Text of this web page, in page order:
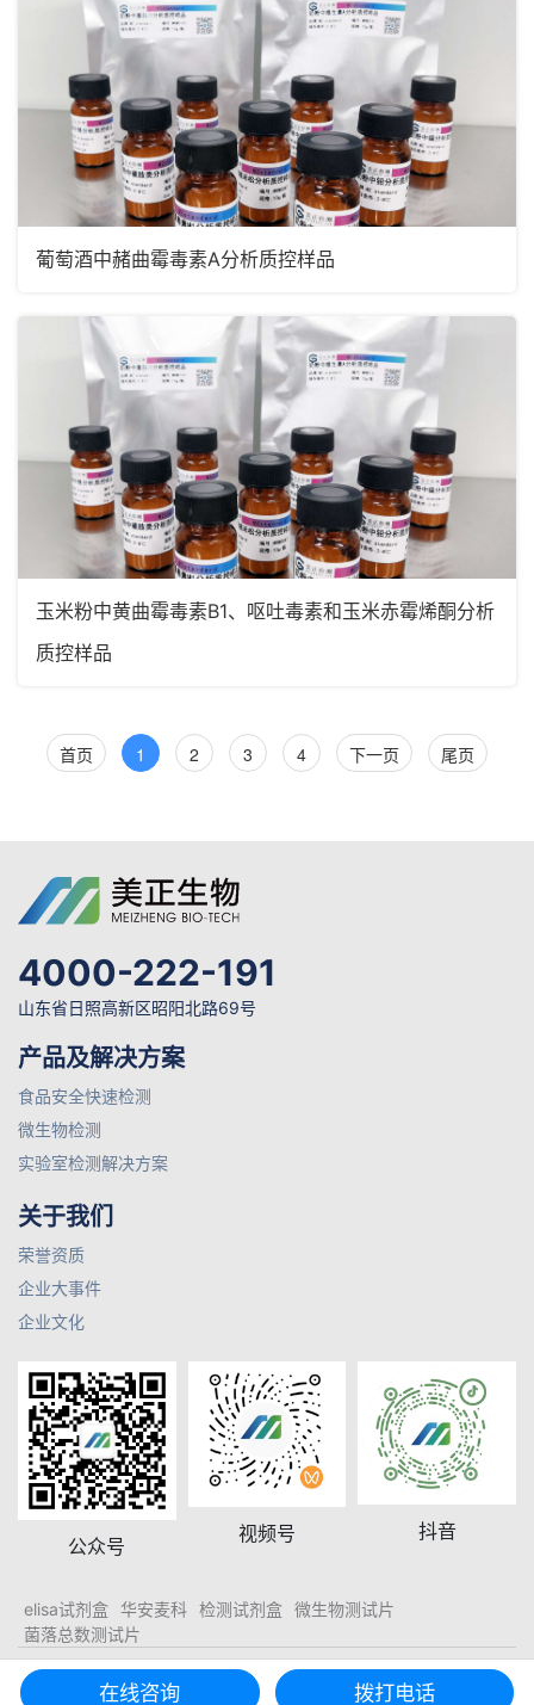
葡萄酒中赭曲霉毒素A分析质控样品
玉米粉中黄曲霉毒素B1、呕吐毒素和玉米赤霉烯酮分析
质控样品
首页 1 2 3 4 下一页 尾页
4000-222-191
山东省日照高新区昭阳北路69号
产品及解决方案
食品安全快速检测
微生物检测
实验室检测解决方案
关于我们
荣誉资质
企业大事件
企业文化
公众号
视频号 抖音
elisa试剂盒 华安麦科 检测试剂盒
微生物测试片
菌落总数测试片
© 2026 山东美正生物科技有限公司 版权所有
鲁ICP备2021027158号-1
鲁公网安备37110202000421号
在线咨询 拨打电话